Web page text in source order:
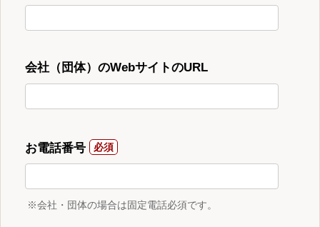
会社（団体）のWebサイトのURL
お電話番号
※会社・団体の場合は固定電話必須です。